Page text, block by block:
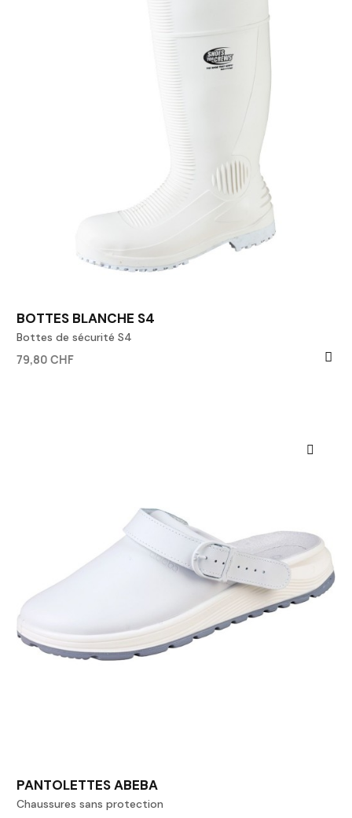
BOTTES BLANCHE S4
Bottes de sécurité S4
79,80 CHF
PANTOLETTES ABEBA
Chaussures sans protection